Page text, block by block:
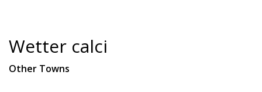
Wetter calci
Other Towns